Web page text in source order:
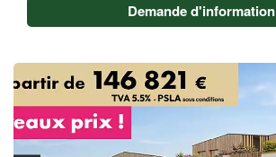
Demande d'information